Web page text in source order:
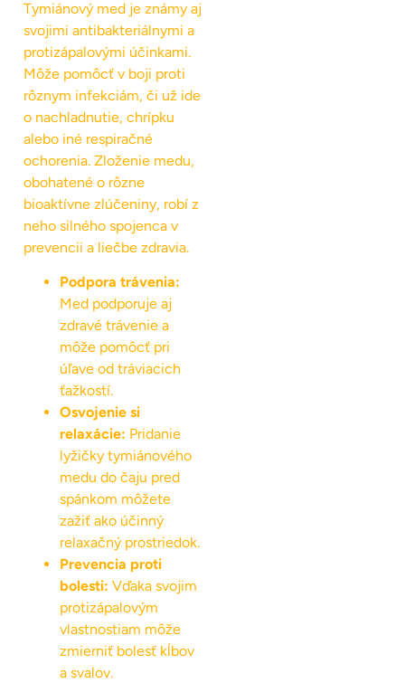
Tymiánový med je známy aj
svojimi antibakteriálnymi a
protizápalovými účinkami.
Môže pomôcť v boji proti
rôznym infekciám, či už ide
o nachladnutie, chrípku
alebo iné respiračné
ochorenia. Zloženie medu,
obohatené o rôzne
bioaktívne zlúčeniny, robí z
neho silného spojenca v
prevencii a liečbe zdravia.
Podpora trávenia:
Med podporuje aj
zdravé trávenie a
môže pomôcť pri
úľave od tráviacich
ťažkostí.
Osvojenie si
relaxácie: Pridanie
lyžičky tymiánového
medu do čaju pred
spánkom môžete
zažiť ako účinný
relaxačný prostriedok.
Prevencia proti
bolesti: Vďaka svojim
protizápalovým
vlastnostiam môže
zmierniť bolesť kĺbov
a svalov.